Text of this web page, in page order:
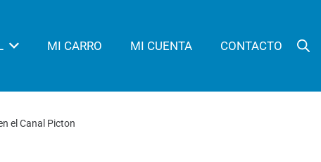
MI CARRO MI CUENTA CONTACTO
el Canal Picton